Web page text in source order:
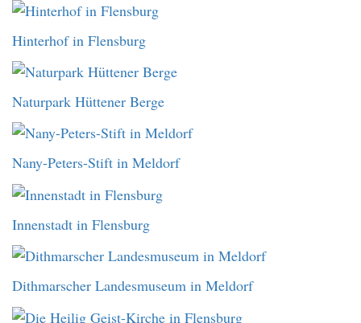
Hinterhof in Flensburg
Naturpark Hüttener Berge
Nany-Peters-Stift in Meldorf
Innenstadt in Flensburg
Dithmarscher Landesmuseum in Meldorf